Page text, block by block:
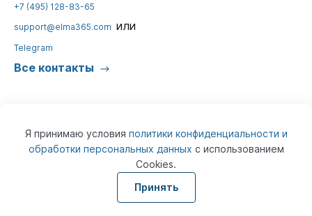
Я принимаю условия политики конфиденциальности и
обработки персональных данных с использованием
Cookies.
Принять
+7 (495) 128-83-65
support@elma365.com или
Telegram
Все контакты
Информация на сайте предназначена для юридических лиц и не
является информацией, предназначенной для публичного
ознакомления потребителей.